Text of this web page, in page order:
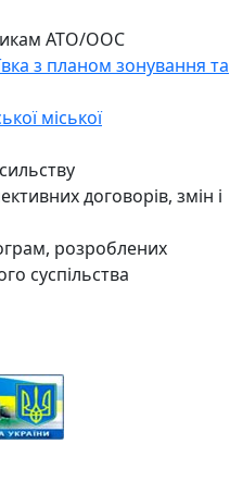
АТО/ООС
з планом зонування та
міської
договорів, змін і
розроблених
суспільства